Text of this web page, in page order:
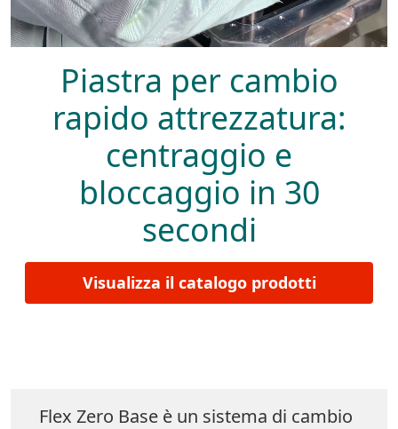
Piastra per cambio
rapido attrezzatura:
centraggio e
bloccaggio in 30
secondi
Visualizza il catalogo prodotti
Flex Zero Base è un sistema di cambio